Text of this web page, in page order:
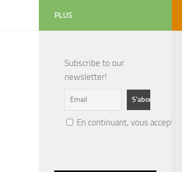
PLUS
Subscribe to our
newsletter!
En continuant, vous